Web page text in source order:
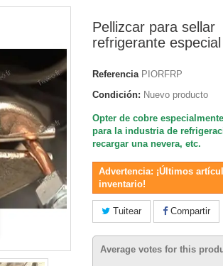
Pellizcar para sellar
refrigerante
Referencia PIORFRP
Condición: Nuevo producto
Opter de cobre
para la industria de
recargar una nevera, etc.
Advertencia: ¡Últimos
inventario!
Tuitear Compartir
Average votes for this